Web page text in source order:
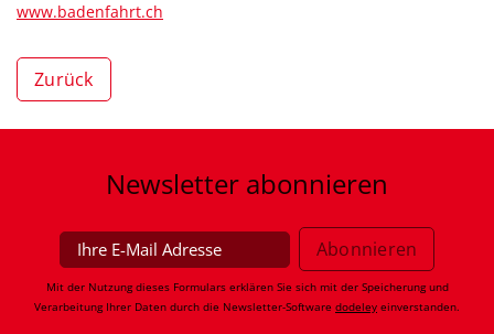
www.badenfahrt.ch
Zurück
Newsletter abonnieren
Mit der Nutzung dieses Formulars erklären Sie sich mit der Speicherung und
Verarbeitung Ihrer Daten durch die Newsletter-Software dodeley einverstanden.